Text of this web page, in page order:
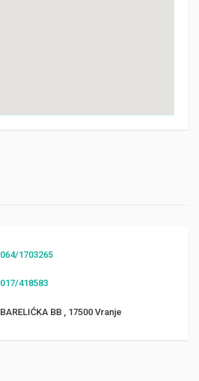
064/1703265
017/418583
BARELIĆKA BB , 17500 Vranje